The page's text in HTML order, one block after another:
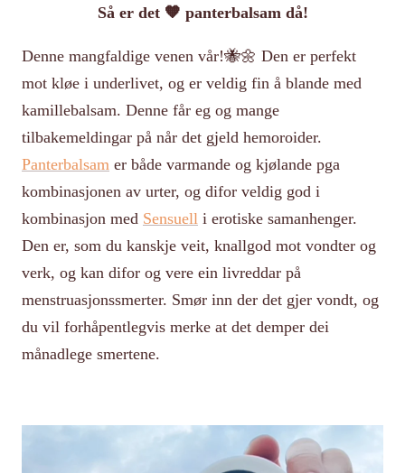
Så er det 🧡 panterbalsam då!
Denne mangfaldige venen vår!🐝🌼 Den er perfekt
mot kløe i underlivet, og er veldig fin å blande med
kamillebalsam. Denne får eg og mange
tilbakemeldingar på når det gjeld hemoroider.
Panterbalsam er både varmande og kjølande pga
kombinasjonen av urter, og difor veldig god i
kombinasjon med Sensuell i erotiske samanhenger.
Den er, som du kanskje veit, knallgod mot vondter og
verk, og kan difor og vere ein livreddar på
menstruasjonssmerter. Smør inn der det gjer vondt, og
du vil forhåpentlegvis merke at det demper dei
månadlege smertene.